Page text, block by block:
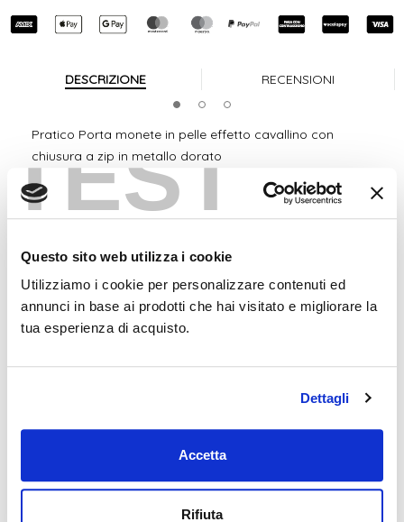
TEST
Questo sito web utilizza i cookie
Utilizziamo i cookie per personalizzare contenuti ed
annunci in base ai prodotti che hai visitato e migliorare la
tua esperienza di acquisto.
Dettagli
Accetta
Rifiuta
DESCRIZIONE RECENSIONI
Pratico Porta monete in pelle effetto cavallino con
chiusura a zip in metallo dorato
Misure in cm: 14x2x11
Spedizione 24/48h Italia Gratuita
cavallinosulla parte frontale, retro in vera pelle di vitello
nero, con chiusura a doppia zipin metallo color oro.
Utile come portamonete oppure per riporre piccoli
oggetti usandolo comeportachiavi
Unaccessorio multiuso pratico e indispensabileda
idea regalo!
Questo modello è disponibile anche inaltre fantasie, una